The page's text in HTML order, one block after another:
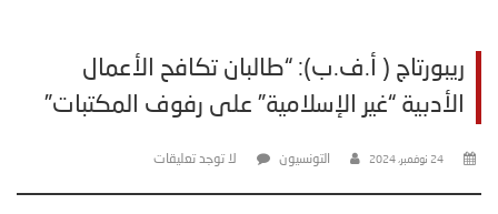
ريبورتاج ( أ.ف.ب): “طالبان تكافح الأعمال
الأدبية “غير الإسلامية” على رفوف المكتبات”
24 نوفمبر، 2024 التونسيون لا توجد تعليقات